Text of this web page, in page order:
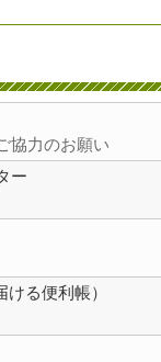
協力のお願い
ー
る便利帳）